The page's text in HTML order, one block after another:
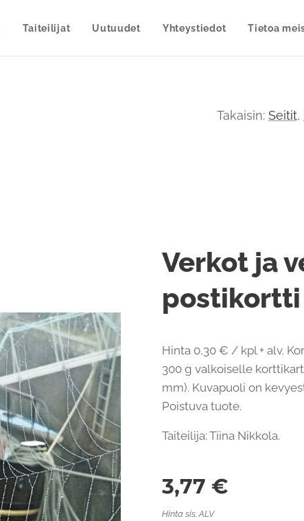
Taiteilijat Uutuudet Yhteystiedot Tietoa
Takaisin: Seitit,
Verkot ja
Hinta 0,30 € / kpl + alv.
300 g valkoiselle
mm). Kuvapuoli on
Poistuva tuote.
Taiteilija: Tiina Nikkola.
3,77 €
Hinta sis. ALV